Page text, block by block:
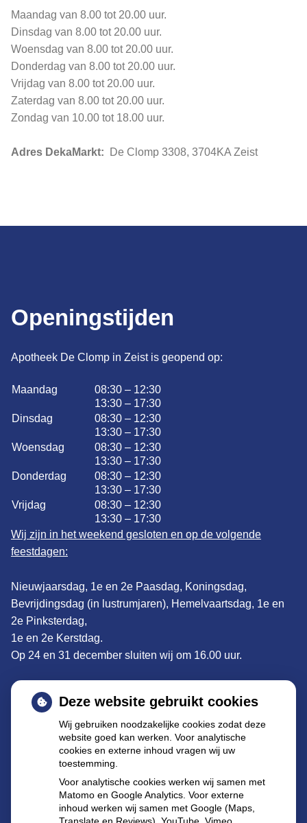
Maandag van 8.00 tot 20.00 uur.
Dinsdag van 8.00 tot 20.00 uur.
Woensdag van 8.00 tot 20.00 uur.
Donderdag van 8.00 tot 20.00 uur.
Vrijdag van 8.00 tot 20.00 uur.
Zaterdag van 8.00 tot 20.00 uur.
Zondag van 10.00 tot 18.00 uur.
Adres DekaMarkt: De Clomp 3308, 3704KA Zeist
Openingstijden
Apotheek De Clomp in Zeist is geopend op:
Maandag
08:30 – 12:30
13:30 – 17:30
Dinsdag
08:30 – 12:30
13:30 – 17:30
Woensdag
08:30 – 12:30
13:30 – 17:30
Donderdag
08:30 – 12:30
13:30 – 17:30
Vrijdag
08:30 – 12:30
13:30 – 17:30
Wij zijn in het weekend gesloten en op de volgende
feestdagen:
Nieuwjaarsdag, 1e en 2e Paasdag, Koningsdag,
Bevrijdingsdag (in lustrumjaren), Hemelvaartsdag, 1e en
2e Pinksterdag,
1e en 2e Kerstdag.
Op 24 en 31 december sluiten wij om 16.00 uur.
Adres:
Tel: 030 695 57 22
declomp@apothekenzeist.nl
Buiten de openingstijden kunt u terecht bij de
dienstapotheek te Utrecht:
Burgemeester Fockema Andrealaan 60 3532 KT
Deze website gebruikt cookies
Wij gebruiken noodzakelijke cookies zodat deze
website goed kan werken. Voor analytische
cookies en externe inhoud vragen wij uw
toestemming.
Voor analytische cookies werken wij samen met
Matomo en Google Analytics. Voor externe
inhoud werken wij samen met Google (Maps,